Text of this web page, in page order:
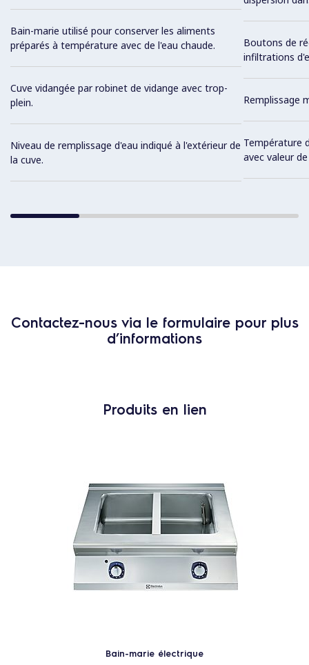
Bain-marie utilisé pour conserver les aliments
préparés à température avec de l'eau chaude.
Cuve vidangée par robinet de vidange avec trop-
plein.
Niveau de remplissage d'eau indiqué à l'extérieur de
la cuve.
Boutons de
infiltrations
Remplissage
Température
avec valeur
Contactez-nous via le formulaire pour plus
d’informations
Produits en lien
Bain-marie électrique